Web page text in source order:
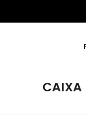
CAIXA